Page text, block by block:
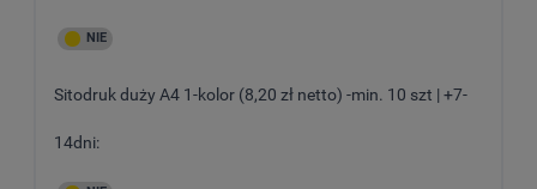
Sitodruk duży A4 1-kolor (8,20 zł netto) -min. 10 szt | +7-
14dni: